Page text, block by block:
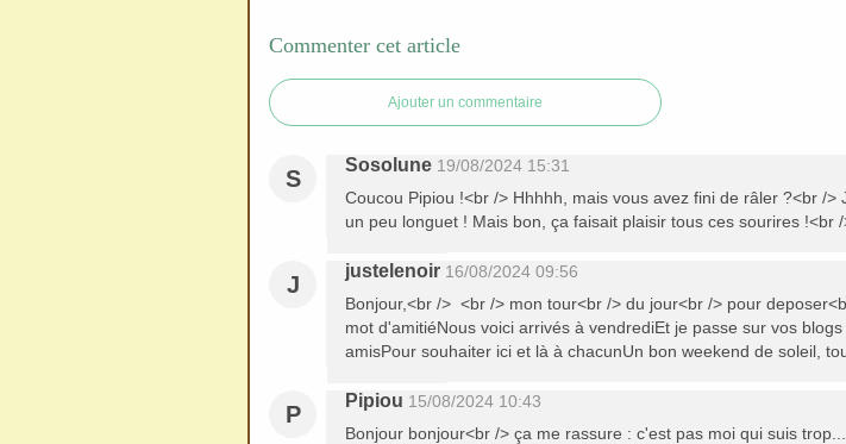
Commenter cet article
Ajouter un commentaire
S
Sosolune 19/08/2024 15:31
Coucou Pipiou !<br /> Hhhhh, mais vous avez fini de râler ?<br />
un peu longuet ! Mais bon, ça faisait plaisir tous ces sourires !<br
J
justelenoir 16/08/2024 09:56
Bonjour,<br /> <br /> mon tour<br /> du jour<br /> pour
mot d'amitiéNous voici arrivés à vendrediEt je passe sur vos blogs
amisPour souhaiter ici et là à chacunUn bon weekend de soleil,
P
Pipiou 15/08/2024 10:43
Bonjour bonjour<br /> ça me rassure : c'est pas moi qui suis